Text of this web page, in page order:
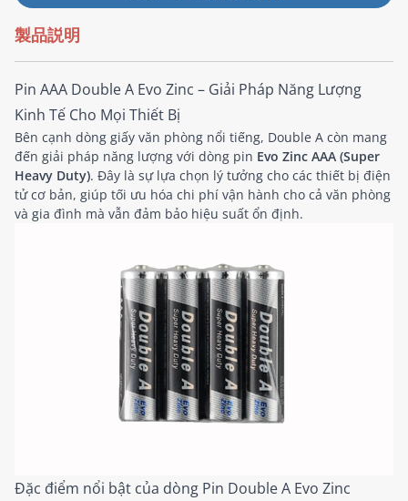
製品説明
Pin AAA Double A Evo Zinc – Giải Pháp Năng Lượng
Kinh Tế Cho Mọi Thiết Bị
Bên cạnh dòng giấy văn phòng nổi tiếng, Double A còn mang
đến giải pháp năng lượng với dòng pin Evo Zinc AAA (Super
Heavy Duty). Đây là sự lựa chọn lý tưởng cho các thiết bị điện
tử cơ bản, giúp tối ưu hóa chi phí vận hành cho cả văn phòng
và gia đình mà vẫn đảm bảo hiệu suất ổn định.
Đặc điểm nổi bật của dòng Pin Double A Evo Zinc